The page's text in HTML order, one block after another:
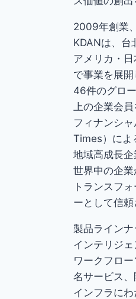
2009年創業
KDANは、台
アメリカ・
で事業を展開
46件のグロ
上の企業会員
フィナンシ
Times）によ
地域高成長企
世界中の企
トランスフ
ーとして信頼
製品ライン
インテリジ
ワークフロ
名サービス
インフラにわ